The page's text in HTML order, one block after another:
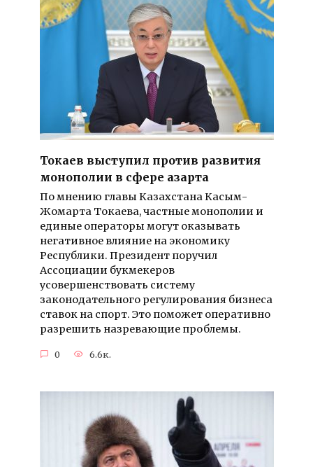
Токаев выступил против развития
монополии в сфере азарта
По мнению главы Казахстана Касым-
Жомарта Токаева, частные монополии и
единые операторы могут оказывать
негативное влияние на экономику
Республики. Президент поручил
Ассоциации букмекеров
усовершенствовать систему
законодательного регулирования бизнеса
ставок на спорт. Это поможет оперативно
разрешить назревающие проблемы.
0 6.6к.